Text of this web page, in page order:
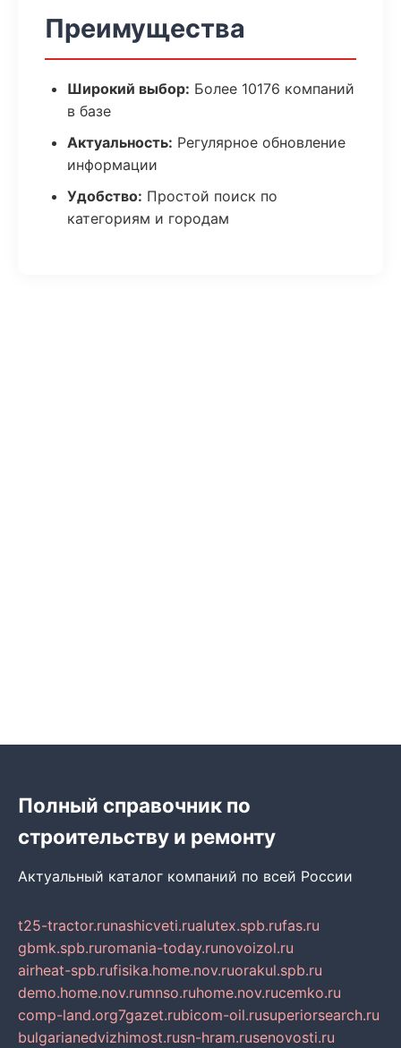
Преимущества
Широкий выбор: Более 10176 компаний
в базе
Актуальность: Регулярное обновление
информации
Удобство: Простой поиск по
категориям и городам
Полный справочник по
строительству и ремонту
Актуальный каталог компаний по всей России
t25-tractor.runashicveti.rualutex.spb.rufas.ru
gbmk.spb.ruromania-today.runovoizol.ru
airheat-spb.rufisika.home.nov.ruorakul.spb.ru
demo.home.nov.rumnso.ruhome.nov.rucemko.ru
comp-land.org7gazet.rubicom-oil.rusuperiorsearch.ru
bulgarianedvizhimost.rusn-hram.rusenovosti.ru